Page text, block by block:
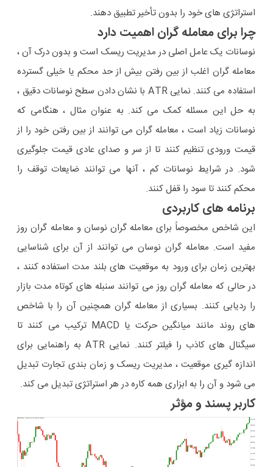
استراتژی های خود را بدون تأخیر تطبیق دهند.
چرا برای معامله گران اهمیت دارد
نوسانات یک عامل اصلی در مدیریت ریسک است و بدون درک آن ،
معامله گران اغلب از بین رفتن بیش از حد محکم یا خیلی گسترده
استفاده می کنند. نمایی ATR با نشان دادن سطح نوسانات دقیق ،
به حل این مسئله کمک می کند. به عنوان مثال ، هنگامی که
نوسانات زیاد است ، معامله گران می توانند از بین رفتن خود را از
قیمت ورودی تنظیم کنند تا از سر و صدای عادی قیمت جلوگیری
شود. در شرایط نوسانات کم ، آنها می توانند ضایعات توقف را
محکم کنند تا سود را قفل کنند.
برنامه های کاربردی
این شاخص مخصوصاً برای معامله گران نوسان و معامله گران روز
مفید است. معامله گران نوسان می توانند از آن برای شناسایی
بهترین زمان برای ورود به موقعیت های بلند مدت استفاده کنند ،
در حالی که معامله گران روز می توانند سنبله های کوتاه مدت بازار
را ردیابی کنند. بسیاری از معامله گران همچنین آن را با شاخص
های روند مانند میانگین حرکت یا MACD ترکیب می کنند تا
سیگنال های کاذب را فیلتر کنند. نمایی ATR به راهنمایی برای
اندازه گیری موقعیت ، مدیریت ریسک و زمان بندی تجارت تبدیل
می شود و آن را به ابزاری همه کاره در هر استراتژی تبدیل می کند.
کاربر پسند و مؤثر